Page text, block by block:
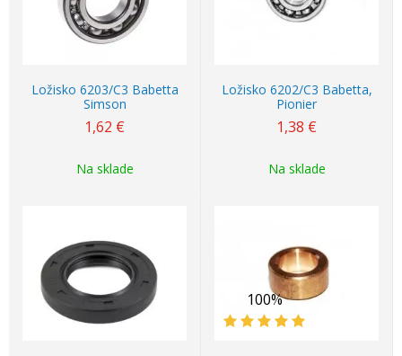
Ložisko 6203/C3 Babetta
Simson
1,62 €
Na sklade
Ložisko 6202/C3 Babetta,
Pionier
1,38 €
Na sklade
100%